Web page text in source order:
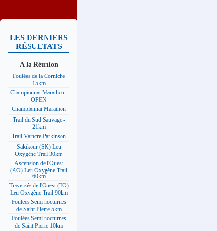
LES DERNIERS
RÉSULTATS
A la Réunion
Foulées de la Corniche
15km
Championnat Marathon -
OPEN
Championnat Marathon
Trail du Sud Sauvage -
21km
Trail Vaincre Parkinson
Sakikour (SK) Leu
Oxygène Trail 30km
Ascension de l'Ouest
(AO) Leu Oxygène Trail
60km
Traversée de l'Ouest (TO)
Leu Oxygène Trail 90km
Foulées Semi nocturnes
de Saint Pierre 5km
Foulées Semi nocturnes
de Saint Pierre 10km